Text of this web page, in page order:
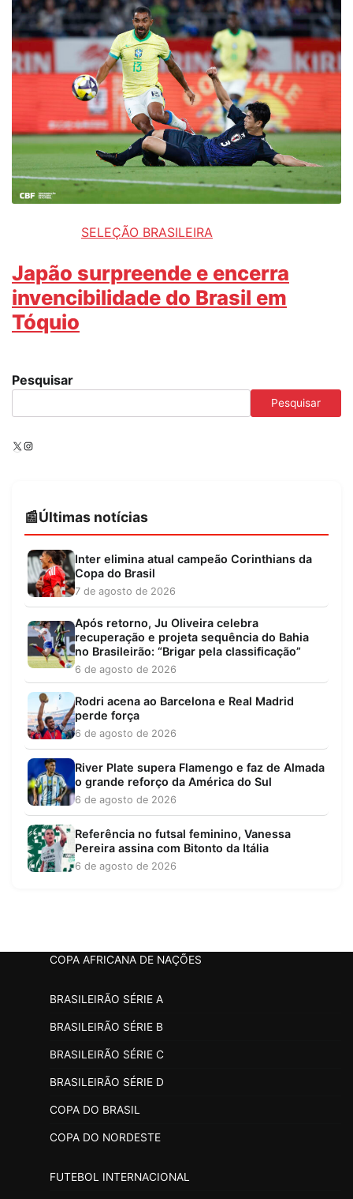
SELEÇÃO BRASILEIRA
Japão surpreende e encerra
invencibilidade do Brasil em
Tóquio
Pesquisar
Pesquisar
X Instagram
Últimas notícias
Inter elimina atual campeão Corinthians da
Copa do Brasil
7 de agosto de 2026
Após retorno, Ju Oliveira celebra
recuperação e projeta sequência do Bahia
no Brasileirão: “Brigar pela classificação”
6 de agosto de 2026
Rodri acena ao Barcelona e Real Madrid
perde força
6 de agosto de 2026
River Plate supera Flamengo e faz de Almada
o grande reforço da América do Sul
6 de agosto de 2026
Referência no futsal feminino, Vanessa
Pereira assina com Bitonto da Itália
6 de agosto de 2026
COPA AFRICANA DE NAÇÕES
BRASILEIRÃO SÉRIE A
BRASILEIRÃO SÉRIE B
BRASILEIRÃO SÉRIE C
BRASILEIRÃO SÉRIE D
COPA DO BRASIL
COPA DO NORDESTE
FUTEBOL INTERNACIONAL